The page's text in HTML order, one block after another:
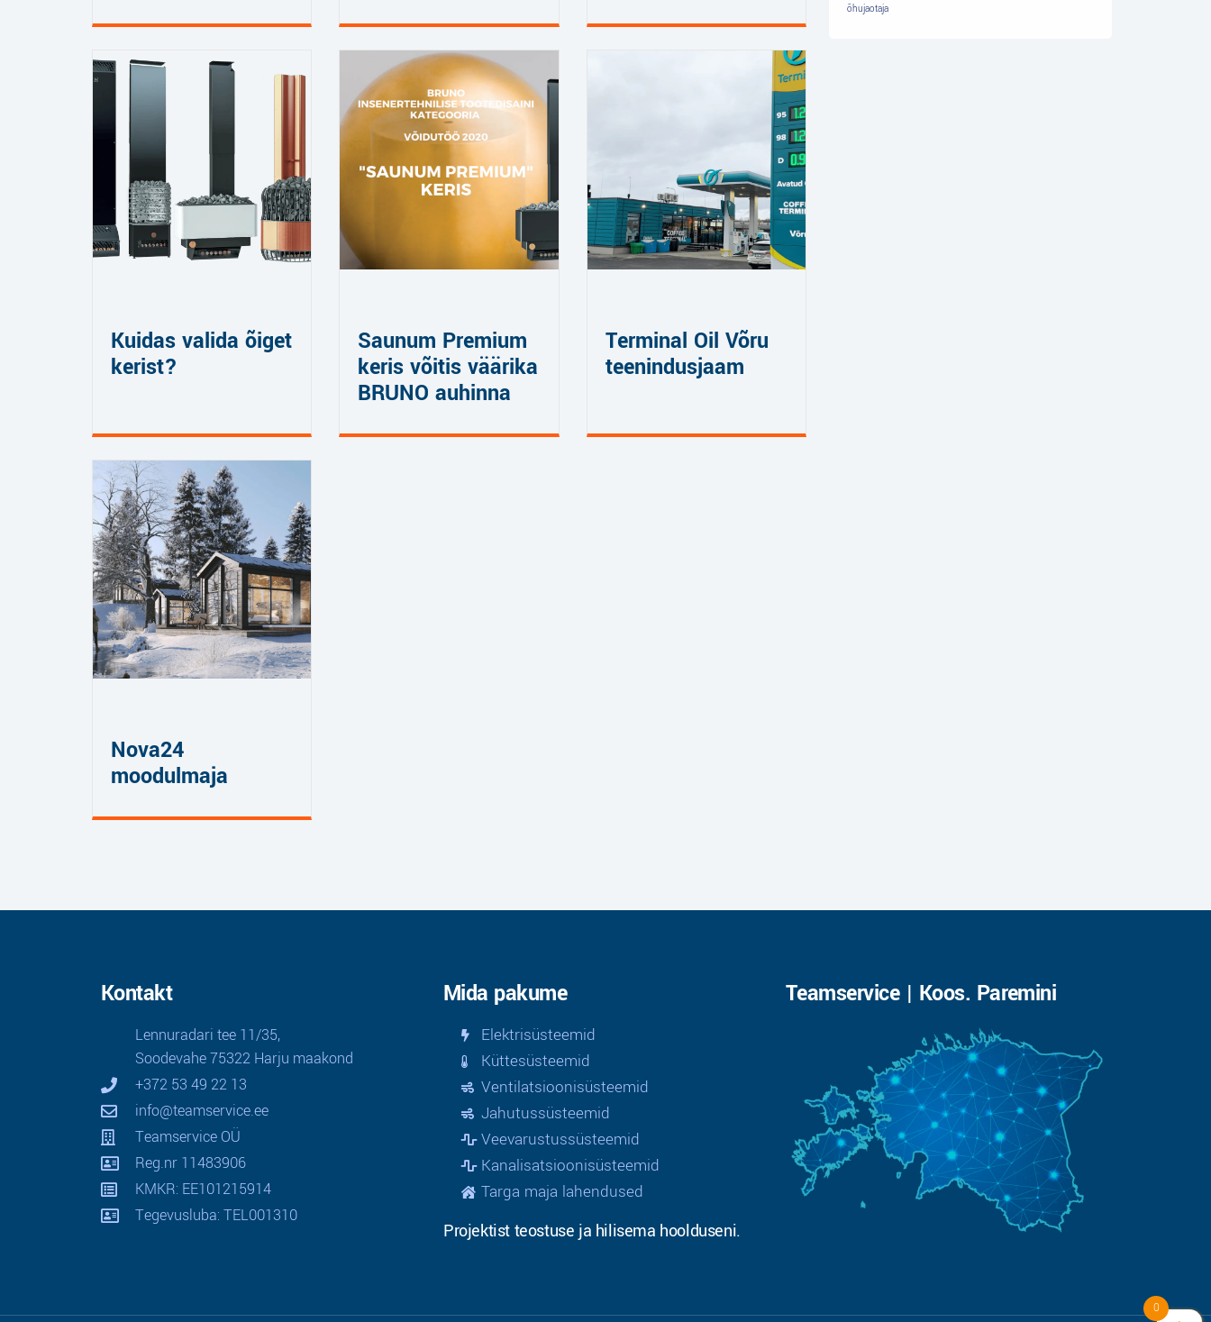
Kuidas valida õiget
kerist?
Saunum Premium
keris võitis väärika
BRUNO auhinna
Terminal Oil Võru
teenindusjaam
Nova24
moodulmaja
õhujaotaja
Kontakt
Lennuradari tee 11/35,
Soodevahe 75322 Harju maakond
+372 53 49 22 13
info@teamservice.ee
Teamservice OÜ
Reg.nr 11483906
KMKR: EE101215914
Tegevusluba: TEL001310
Mida pakume
Elektrisüsteemid
Küttesüsteemid
Ventilatsioonisüsteemid
Jahutussüsteemid
Veevarustussüsteemid
Kanalisatsioonisüsteemid
Targa maja lahendused
Projektist teostuse ja hilisema hoolduseni.
Teamservice | Koos. Paremini
0